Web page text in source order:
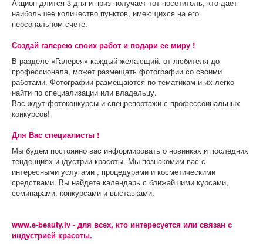
Акцион длится 3 дня и приз получает тот посетитель, кто дает
наибольшее количество пунктов, имеющихся на его
персональном счете.
Создай галерею своих работ и подари ее миру !
В разделе «Галерея» каждый желающий, от любителя до
профессионала, может размещать фотографии со своими
работами. Фотографии размещаются по тематикам и их легко
найти по специализации или владельцу.
Вас ждут фотоконкурсы и спецрепортажи с профессоинальных
конкурсов!
Для Вас специалисты !
Мы будем постоянно вас информировать о новинках и последних
тенденциях индустрии красоты. Мы познакомим вас с
интересными услугами , процедурами и косметическими
средствами. Вы найдете календарь с ближайшими курсами,
семинарами, конкурсами и выставками.
www.e-beauty.lv - для всех, кто интересуется или связан с
индустрией красоты.